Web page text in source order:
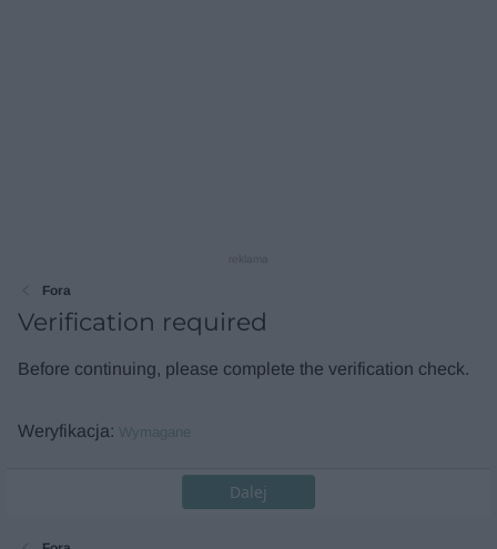
Fora
Verification required
Before continuing, please complete the verification check.
Weryfikacja Wymagane
Dalej